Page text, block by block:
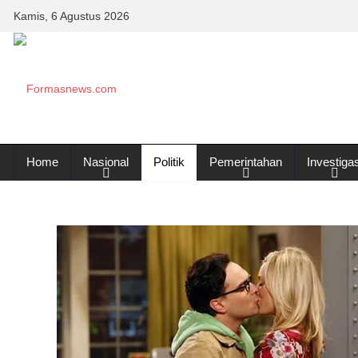
Kamis, 6 Agustus 2026
Home Nasional Politik Pemerintahan